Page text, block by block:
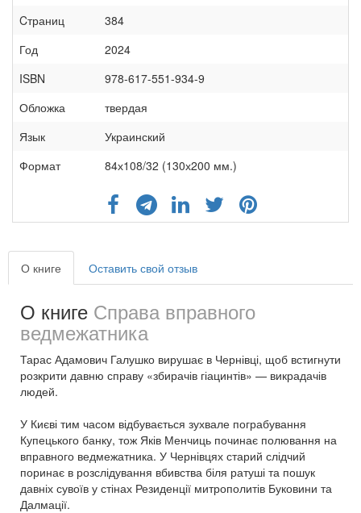
Cтраниц
384
Год
2024
ISBN
978-617-551-934-9
Обложка
твердая
Язык
Украинский
Формат
84х108/32 (130х200 мм.)
О книге Оставить свой отзыв
О книге Справа вправного
ведмежатника
Тарас Адамович Галушко вирушає в Чернівці, щоб встигнути
розкрити давню справу «збирачів гіацинтів» — викрадачів
людей.
У Києві тим часом відбувається зухвале пограбування
Купецького банку, тож Яків Менчиць починає полювання на
вправного ведмежатника. У Чернівцях старий слідчий
поринає в розслідування вбивства біля ратуші та пошук
давніх сувоїв у стінах Резиденції митрополитів Буковини та
Далмації.